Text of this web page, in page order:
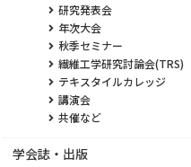
研究発表会
年次大会
秋季セミナー
繊維工学研究討論会(TRS)
テキスタイルカレッジ
講演会
共催など
学会誌・出版